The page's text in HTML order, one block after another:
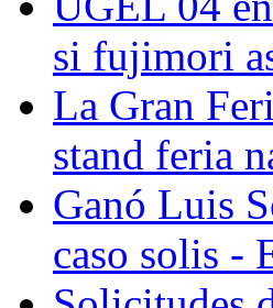
si fujimori
La Gran
stand feria
Ganó Luis
caso solis -